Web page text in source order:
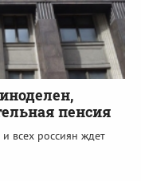
пенсия
и всех россиян ждет